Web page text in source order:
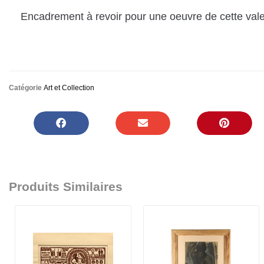
Encadrement à revoir pour une oeuvre de cette
Catégorie Art et Collection
Produits Similaires